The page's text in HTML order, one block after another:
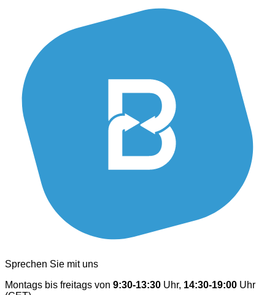
Sprechen Sie mit uns
Montags bis freitags von 9:30-13:30 Uhr, 14:30-19:00 Uhr